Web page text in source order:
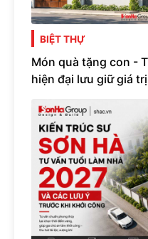
BIỆT THỰ
Món quà tặng con -
hiện đại lưu giữ giá